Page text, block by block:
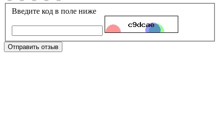
Введите код в поле ниже
Отправить отзыв